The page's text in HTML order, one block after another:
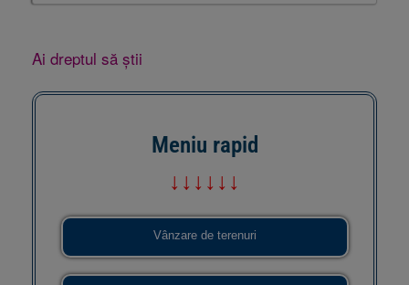
Ai dreptul să știi
Meniu rapid
↓↓↓↓↓↓
Vânzare de terenuri